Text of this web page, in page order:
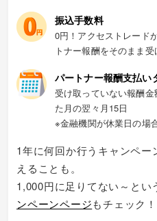
振込手数料
0円！アクセストレード
トナー報酬をそのまま受
パートナー報酬支払い
受け取っていない報酬
た月の翌々月15日
※金融機関が休業日の場
1年に何回か行うキャンペー
えることも。
1,000円に足りてない～とい
ンペーンページもチェック！